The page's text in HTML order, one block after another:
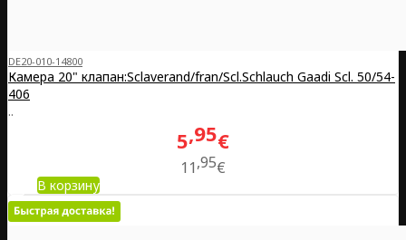
DE20-010-14800
Камера 20" клапан:Sclaverand/fran/Scl.Schlauch Gaadi Scl. 50/54-
406
..
5 95€
11 95€
В корзину